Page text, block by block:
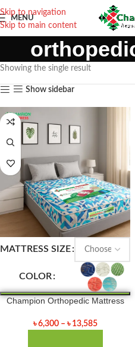
Skip to navigation
Skip to main content
MENU
Showing the single result
Show sidebar
MATTRESS SIZE
COLOR
Champion Orthopedic Mattress
৳6,300 – ৳ 13,585